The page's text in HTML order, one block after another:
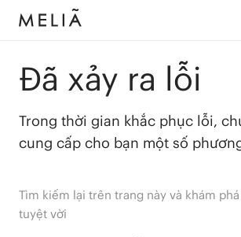
Đã xảy ra lỗi
Trong thời gian khắc phục lỗi,
cung cấp cho bạn một số
Tìm kiếm lại trên trang này và khám
tuyệt vời